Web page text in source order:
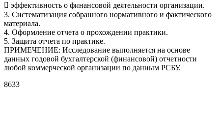
 эффективность о финансовой деятельности организации.
3. Систематизация собранного нормативного и фактического
материала.
4. Оформление отчета о прохождении практики.
5. Защита отчета по практике.
ПРИМЕЧЕНИЕ: Исследование выполняется на основе
данных годовой бухгалтерской (финансовой) отчетности
любой коммерческой организации по данным РСБУ.
8633